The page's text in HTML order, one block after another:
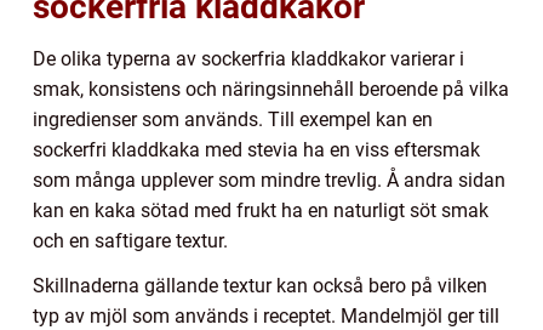
De olika typerna av sockerfria kladdkakor varierar i
smak, konsistens och näringsinnehåll beroende på vilka
ingredienser som används. Till exempel kan en
sockerfri kladdkaka med stevia ha en viss eftersmak
som många upplever som mindre trevlig. Å andra sidan
kan en kaka sötad med frukt ha en naturligt söt smak
och en saftigare textur.
Skillnaderna gällande textur kan också bero på vilken
typ av mjöl som används i receptet. Mandelmjöl ger till